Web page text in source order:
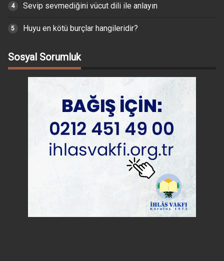
Sevip sevmediğini vücut dili ile anlayın
Huyu en kötü burçlar hangileridir?
Sosyal Sorumluk